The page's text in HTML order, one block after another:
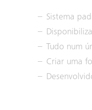
Sistema
Tudo num
Criar uma